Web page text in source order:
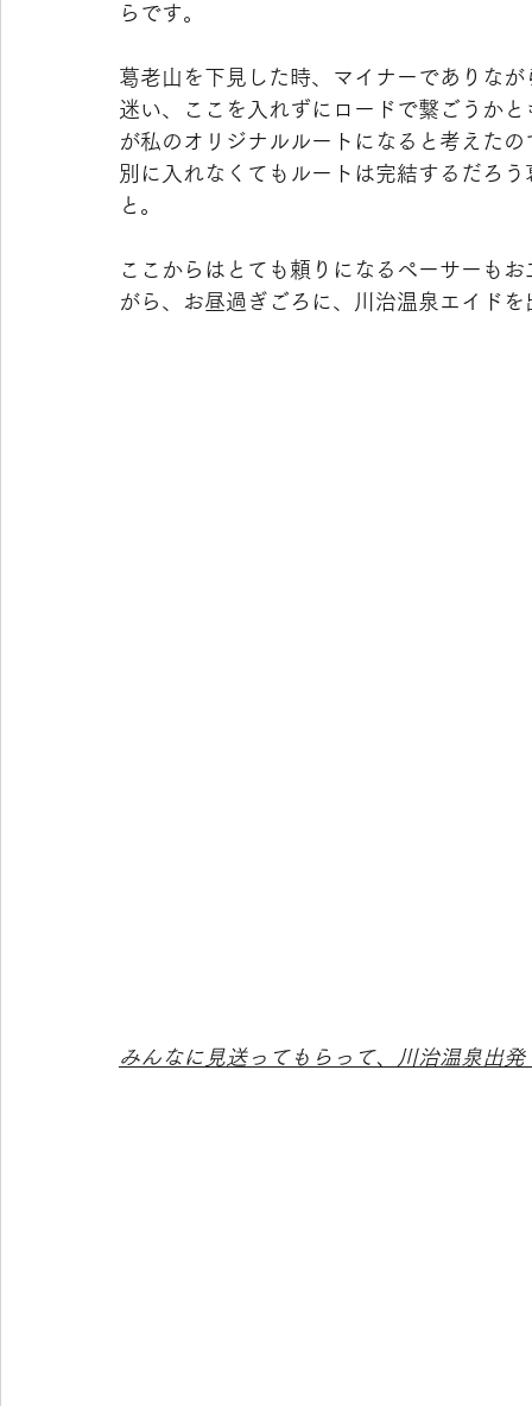
らです。
葛老山を下見した時、マイナーでありな
迷い、ここを入れずにロードで繋ごうか
が私のオリジナルルートになると考えた
別に入れなくてもルートは完結するだろ
と。
ここからはとても頼りになるペーサーも
がら、お昼過ぎごろに、川治温泉エイド
みんなに見送ってもらって、川治温泉出発